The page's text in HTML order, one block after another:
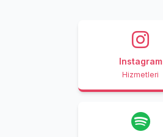
Instagram
Hizmetleri